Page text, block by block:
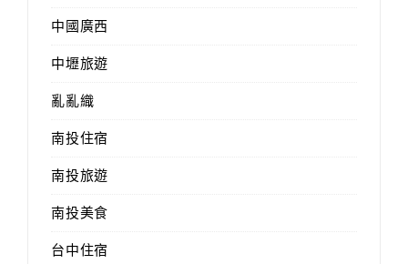
中國廣西
中壢旅遊
亂亂織
南投住宿
南投旅遊
南投美食
台中住宿